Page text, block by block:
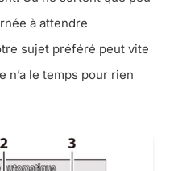
à attendre
sujet préféré peut vite
n’a le temps pour rien